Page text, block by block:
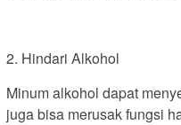
2. Hindari Alkohol
Minum alkohol dapat
juga bisa merusak fungsi